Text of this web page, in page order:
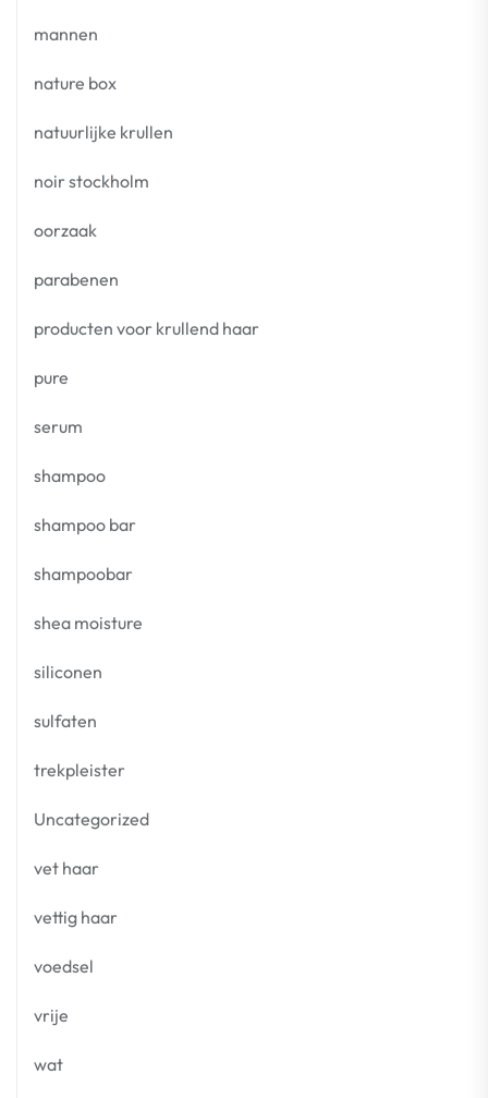
mannen
nature box
natuurlijke krullen
noir stockholm
oorzaak
parabenen
producten voor krullend haar
pure
serum
shampoo
shampoo bar
shampoobar
shea moisture
siliconen
sulfaten
trekpleister
Uncategorized
vet haar
vettig haar
voedsel
vrije
wat